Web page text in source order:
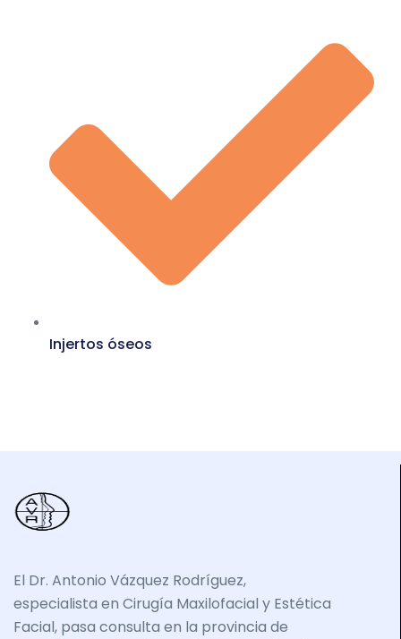
Injertos óseos
El Dr. Antonio Vázquez Rodríguez,
especialista en Cirugía Maxilofacial y Estética
Facial, pasa consulta en la provincia de